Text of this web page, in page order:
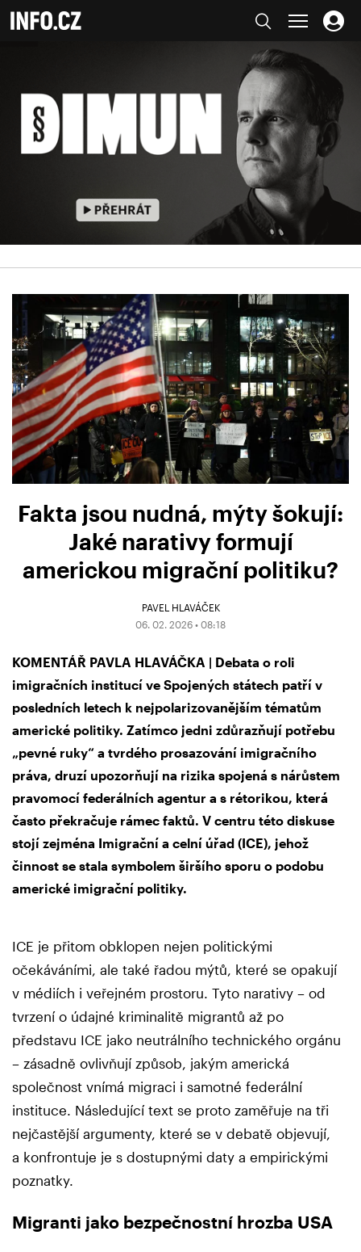
Fakta jsou nudná, mýty šokují:
Jaké narativy formují
americkou migrační politiku?
PAVEL HLAVÁČEK
06. 02. 2026 • 08:18
KOMENTÁŘ PAVLA HLAVÁČKA | Debata o roli
imigračních institucí ve Spojených státech patří v
posledních letech k nejpolarizovanějším tématům
americké politiky. Zatímco jedni zdůrazňují potřebu
„pevné ruky“ a tvrdého prosazování imigračního
práva, druzí upozorňují na rizika spojená s nárůstem
pravomocí federálních agentur a s rétorikou, která
často překračuje rámec faktů. V centru této diskuse
stojí zejména Imigrační a celní úřad (ICE), jehož
činnost se stala symbolem širšího sporu o podobu
americké imigrační politiky.
ICE je přitom obklopen nejen politickými
očekáváními, ale také řadou mýtů, které se opakují
v médiích i veřejném prostoru. Tyto narativy – od
tvrzení o údajné kriminalitě migrantů až po
představu ICE jako neutrálního technického orgánu
– zásadně ovlivňují způsob, jakým americká
společnost vnímá migraci i samotné federální
instituce. Následující text se proto zaměřuje na tři
nejčastější argumenty, které se v debatě objevují,
a konfrontuje je s dostupnými daty a empirickými
poznatky.
Migranti jako bezpečnostní hrozba USA